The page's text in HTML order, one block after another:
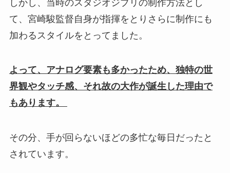
しかし、当時のスタジオジブリの制作方法とし
て、宮崎駿監督自身が指揮をとりさらに制作にも
加わるスタイルをとってました。
よって、アナログ要素も多かったため、独特の世
界観やタッチ感、それ故の大作が誕生した理由で
もあります。
その分、手が回らないほどの多忙な毎日だったと
されています。